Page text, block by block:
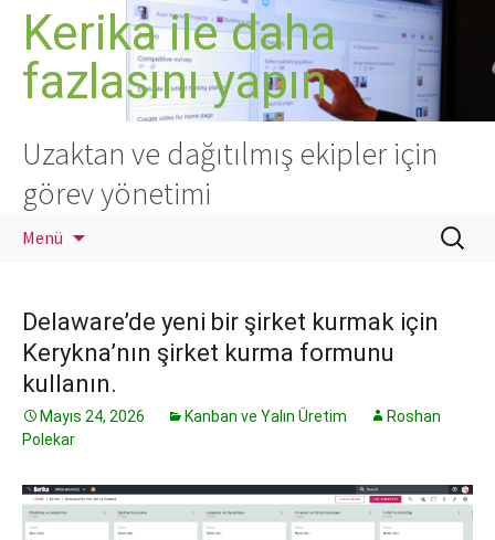
İçeriğeKerika ile daha
fazlasını yapın
Uzaktan ve dağıtılmış ekipler için
görev yönetimi
Menü
Arama:
Delaware’de yeni bir şirket kurmak için
Kerykna’nın şirket kurma formunu
kullanın.
Mayıs 24, 2026 Kanban ve Yalın Üretim
Roshan
Polekar